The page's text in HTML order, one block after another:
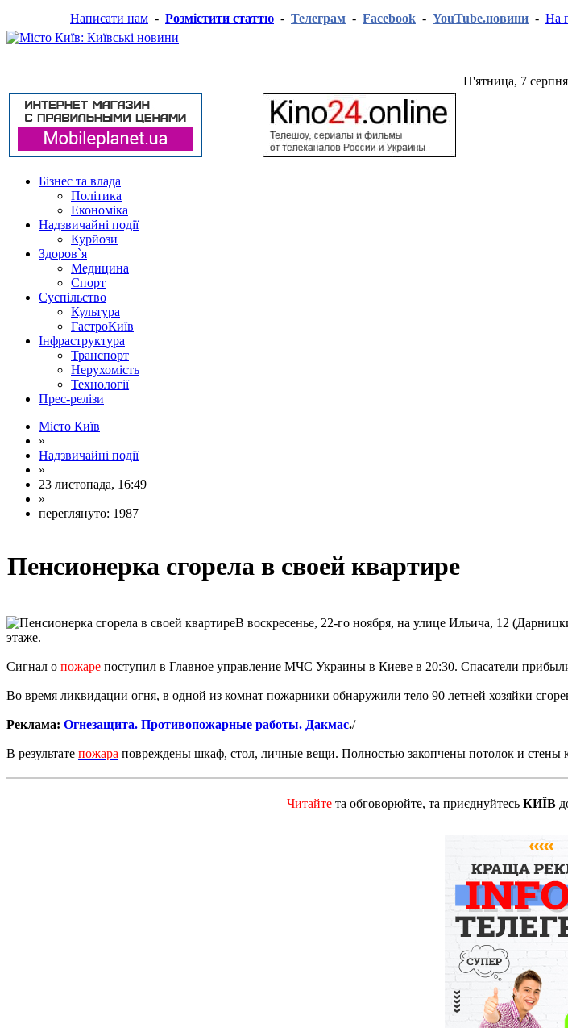
Написати нам - Розмістити статтю - Телеграм - Facebook - YouTube.новини - На
П'ятница, 7
Бізнес та влада
Політика
Економіка
Надзвичайні події
Курйози
Здоров`я
Медицина
Спорт
Суспільство
Культура
ГастроКиїв
Інфраструктура
Транспорт
Нерухомість
Технології
Прес-релізи
Місто Київ
»
Надзвичайні події
»
23 листопада, 16:49
»
переглянуто: 1987
Пенсионерка сгорела в своей квартире
В воскресенье, 22-го ноября, на улице Ильича, 12
этаже.
Сигнал о пожаре поступил в Главное управление МЧС Украины в Киеве в 20:30. Спасатели
Во время ликвидации огня, в одной из комнат пожарники обнаружили тело 90 летней хозяйки
Реклама: Огнезащита. Противопожарные работы. Дакмас./
В результате пожара повреждены шкаф, стол, личные вещи. Полностью закопчены потолок и стены
Читайте та обговорюйте, та приєднуйтесь КИЇВ